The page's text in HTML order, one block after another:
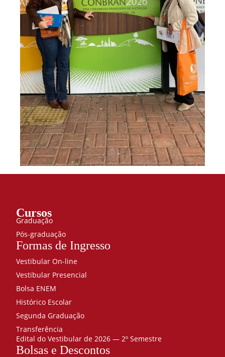
Cursos
Graduação
Pós-graduação
Formas de Ingresso
Vestibular On-line
Vestibular Presencial
Bolsa ENEM
Histórico Escolar
Segunda Graduação
Transferência
Edital do Vestibular de 2026 — 2º Semestre
Bolsas e Descontos